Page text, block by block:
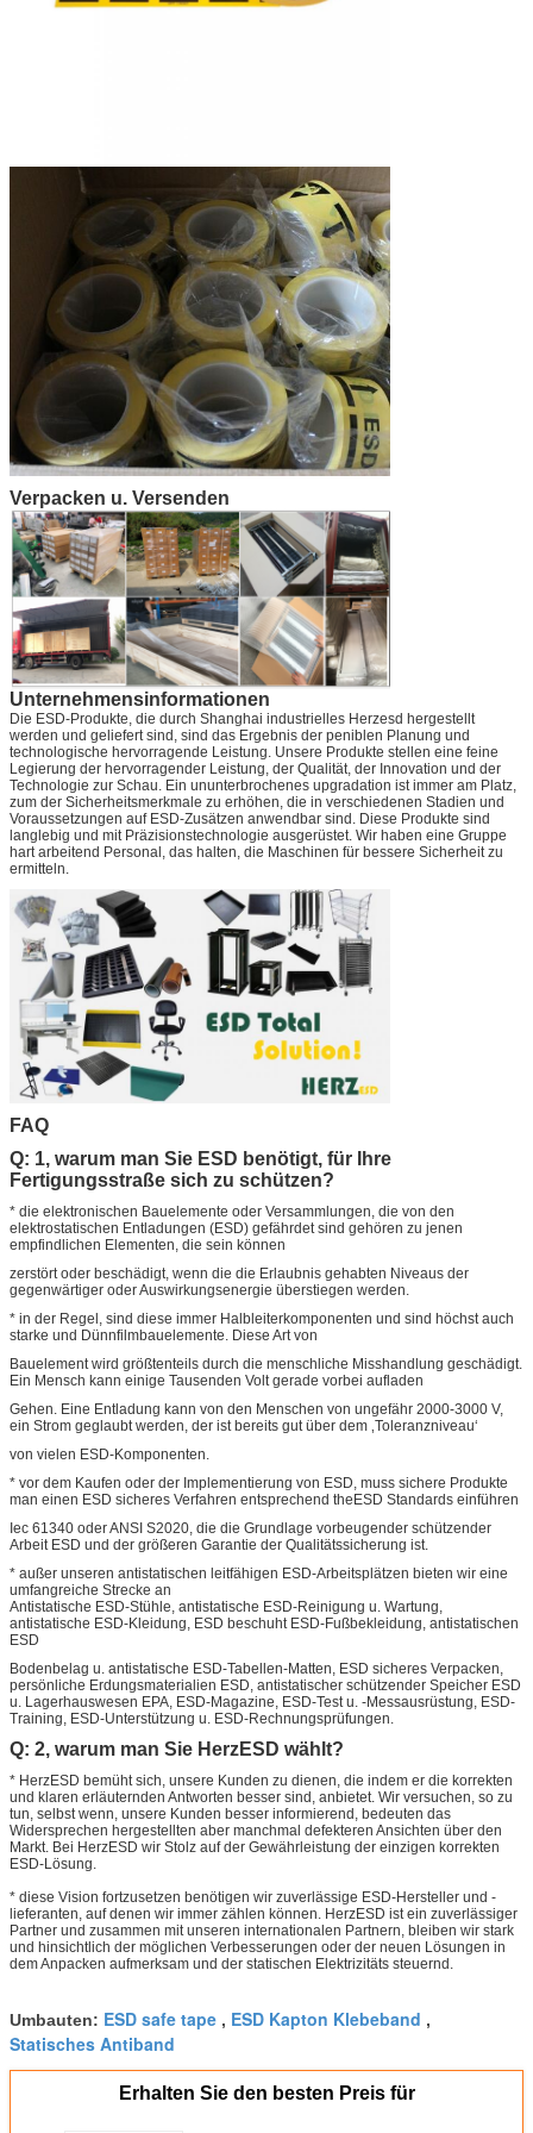
Verpacken u. Versenden
Unternehmensinformationen
Die ESD-Produkte, die durch Shanghai industrielles Herzesd hergestellt
werden und geliefert sind, sind das Ergebnis der peniblen Planung und
technologische hervorragende Leistung. Unsere Produkte stellen eine feine
Legierung der hervorragender Leistung, der Qualität, der Innovation und der
Technologie zur Schau. Ein ununterbrochenes upgradation ist immer am Platz,
zum der Sicherheitsmerkmale zu erhöhen, die in verschiedenen Stadien und
Voraussetzungen auf ESD-Zusätzen anwendbar sind. Diese Produkte sind
langlebig und mit Präzisionstechnologie ausgerüstet. Wir haben eine Gruppe
hart arbeitend Personal, das halten, die Maschinen für bessere Sicherheit zu
ermitteln.
FAQ
Q: 1, warum man Sie ESD benötigt, für Ihre
Fertigungsstraße sich zu schützen?
* die elektronischen Bauelemente oder Versammlungen, die von den
elektrostatischen Entladungen (ESD) gefährdet sind gehören zu jenen
empfindlichen Elementen, die sein können
zerstört oder beschädigt, wenn die die Erlaubnis gehabten Niveaus der
gegenwärtiger oder Auswirkungsenergie überstiegen werden.
* in der Regel, sind diese immer Halbleiterkomponenten und sind höchst auch
starke und Dünnfilmbauelemente. Diese Art von
Bauelement wird größtenteils durch die menschliche Misshandlung geschädigt.
Ein Mensch kann einige Tausenden Volt gerade vorbei aufladen
Gehen. Eine Entladung kann von den Menschen von ungefähr 2000-3000 V,
ein Strom geglaubt werden, der ist bereits gut über dem ‚Toleranzniveau‘
von vielen ESD-Komponenten.
* vor dem Kaufen oder der Implementierung von ESD, muss sichere Produkte
man einen ESD sicheres Verfahren entsprechend theESD Standards einführen
Iec 61340 oder ANSI S2020, die die Grundlage vorbeugender schützender
Arbeit ESD und der größeren Garantie der Qualitätssicherung ist.
* außer unseren antistatischen leitfähigen ESD-Arbeitsplätzen bieten wir eine
umfangreiche Strecke an
Antistatische ESD-Stühle, antistatische ESD-Reinigung u. Wartung,
antistatische ESD-Kleidung, ESD beschuht ESD-Fußbekleidung, antistatischen
ESD
Bodenbelag u. antistatische ESD-Tabellen-Matten, ESD sicheres Verpacken,
persönliche Erdungsmaterialien ESD, antistatischer schützender Speicher ESD
u. Lagerhauswesen EPA, ESD-Magazine, ESD-Test u. -Messausrüstung, ESD-
Training, ESD-Unterstützung u. ESD-Rechnungsprüfungen.
Q: 2, warum man Sie HerzESD wählt?
* HerzESD bemüht sich, unsere Kunden zu dienen, die indem er die korrekten
und klaren erläuternden Antworten besser sind, anbietet. Wir versuchen, so zu
tun, selbst wenn, unsere Kunden besser informierend, bedeuten das
Widersprechen hergestellten aber manchmal defekteren Ansichten über den
Markt. Bei HerzESD wir Stolz auf der Gewährleistung der einzigen korrekten
ESD-Lösung.
* diese Vision fortzusetzen benötigen wir zuverlässige ESD-Hersteller und -
lieferanten, auf denen wir immer zählen können. HerzESD ist ein zuverlässiger
Partner und zusammen mit unseren internationalen Partnern, bleiben wir stark
und hinsichtlich der möglichen Verbesserungen oder der neuen Lösungen in
dem Anpacken aufmerksam und der statischen Elektrizitäts steuernd.
Umbauten: ESD safe tape , ESD Kapton Klebeband ,
Statisches Antiband
Erhalten Sie den besten Preis für